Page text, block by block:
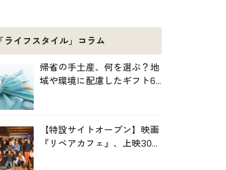
「ライフスタイル」コラム
帰省の手土産、何を選ぶ？地
域や環境に配慮したギフト6
【特設サイトオープン】映画
『リペアカフェ』、上映300